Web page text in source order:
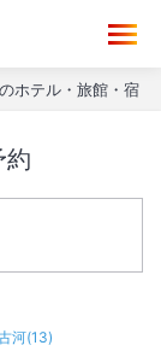
ホテル・旅館・宿
宿泊予約
河(13)